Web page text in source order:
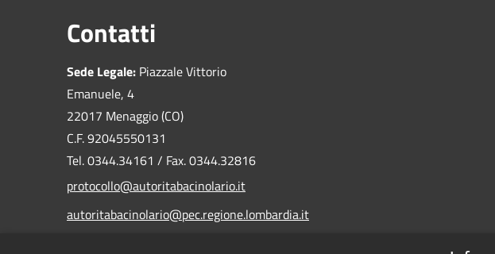
Contatti
Sede Legale: Piazzale Vittorio
Emanuele, 4
22017 Menaggio (CO)
C.F. 92045550131
Tel. 0344.34161 / Fax. 0344.32816
protocollo@autoritabacinolario.it
autoritabacinolario@pec.regione.lombardia.it